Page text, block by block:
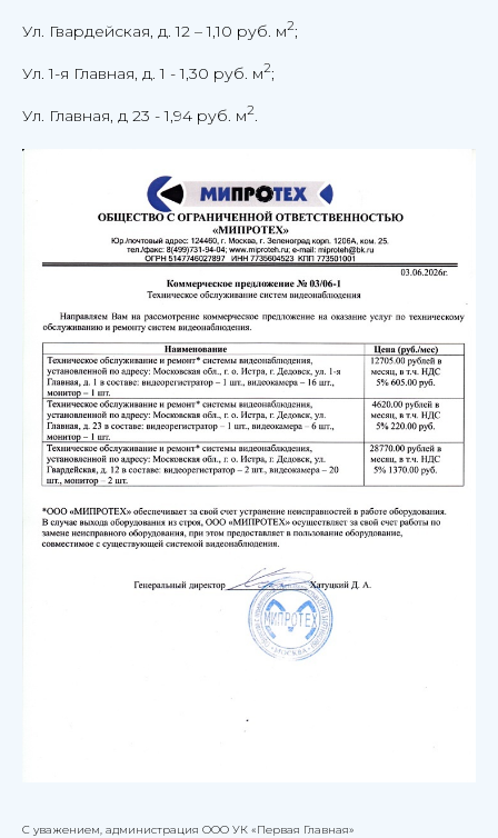
Ул. Гвардейская, д. 12 – 1,10 руб. м2;
Ул. 1-я Главная, д. 1 - 1,30 руб. м2;
Ул. Главная, д 23 - 1,94 руб. м2.
С уважением, администрация ООО УК «Первая Главная»